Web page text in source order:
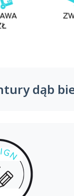
dąb